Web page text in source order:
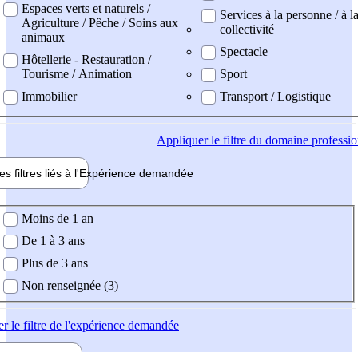
Espaces verts et naturels /
Agriculture / Pêche / Soins aux
animaux
Hôtellerie - Restauration /
Tourisme / Animation
Immobilier
Services à la personne / à la
collectivité
Spectacle
Sport
Transport / Logistique
Appliquerle filtre du domaine
filtres liés à l'Expérience demandée
demandée
Moins de 1 an
De 1 à 3 ans
Plus de 3 ans
Non renseignée (3)
le filtre de l'expérience demandée